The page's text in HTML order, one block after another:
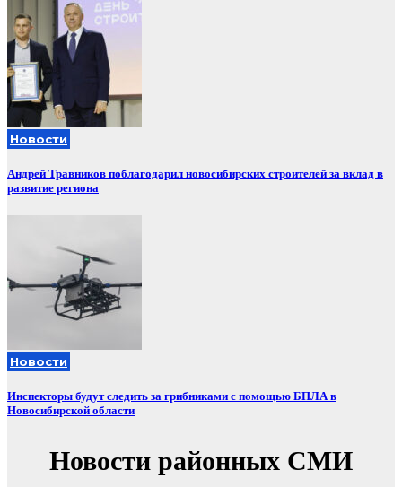
Новости
Андрей Травников поблагодарил новосибирских строителей за вклад в
развитие региона
Новости
Инспекторы будут следить за грибниками с помощью БПЛА в
Новосибирской области